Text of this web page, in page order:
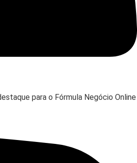
para o Fórmula Negócio Online